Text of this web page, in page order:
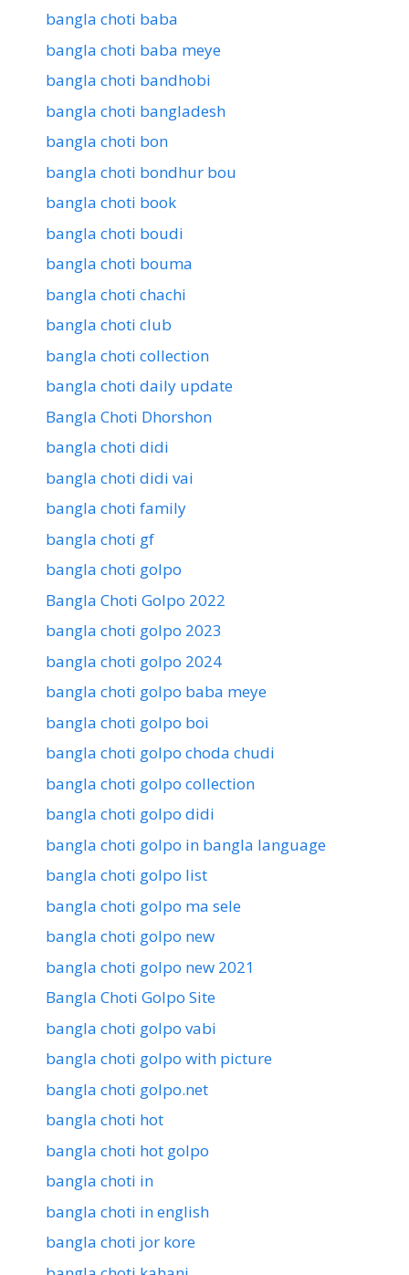
bangla choti baba
bangla choti baba meye
bangla choti bandhobi
bangla choti bangladesh
bangla choti bon
bangla choti bondhur bou
bangla choti book
bangla choti boudi
bangla choti bouma
bangla choti chachi
bangla choti club
bangla choti collection
bangla choti daily update
Bangla Choti Dhorshon
bangla choti didi
bangla choti didi vai
bangla choti family
bangla choti gf
bangla choti golpo
Bangla Choti Golpo 2022
bangla choti golpo 2023
bangla choti golpo 2024
bangla choti golpo baba meye
bangla choti golpo boi
bangla choti golpo choda chudi
bangla choti golpo collection
bangla choti golpo didi
bangla choti golpo in bangla language
bangla choti golpo list
bangla choti golpo ma sele
bangla choti golpo new
bangla choti golpo new 2021
Bangla Choti Golpo Site
bangla choti golpo vabi
bangla choti golpo with picture
bangla choti golpo.net
bangla choti hot
bangla choti hot golpo
bangla choti in
bangla choti in english
bangla choti jor kore